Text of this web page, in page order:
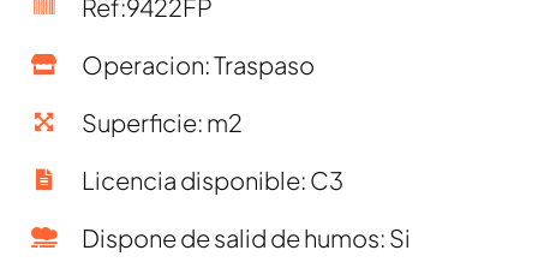
Ref:9422FP
Operacion: Traspaso
Superficie: m2
Licencia disponible: C3
Dispone de salid de humos: Si